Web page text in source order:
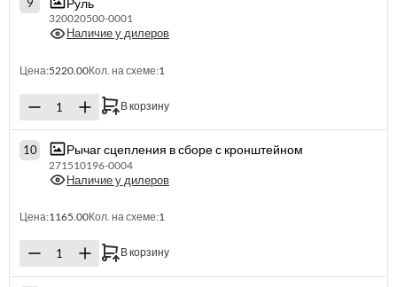
9
320020500-0001
Наличие у дилеров
Цена:5220.00Кол. на схеме:1
В корзину
10 Рычаг сцепления в сборе с кронштейном
271510196-0004
Наличие у дилеров
Цена:1165.00Кол. на схеме:1
В корзину